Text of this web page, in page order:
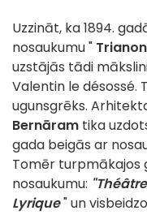
Uzzināt, ka 1894.
nosaukumu "
uzstājās tādi
Valentin le désossé.
ugunsgrēks.
Bernāram tika
gada beigās ar
Tomēr turpmākajos
nosaukumu:
Lyrique" un